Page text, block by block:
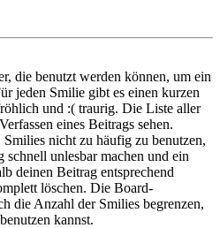
die benutzt werden können, um ein
jeden Smilie gibt es einen kurzen
und :( traurig. Die Liste aller
eines Beitrags sehen.
nicht zu häufig zu benutzen,
schnell unlesbar machen und ein
deinen Beitrag entsprechend
löschen. Die Board-
die Anzahl der Smilies begrenzen,
kannst.